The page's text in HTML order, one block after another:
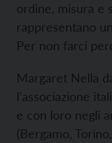
ordine, misura e
rappresentano
Per non farci
Margaret Nella
l’associazione
e con loro negli
(Bergamo,